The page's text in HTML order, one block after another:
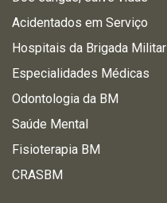
Acidentados em Serviço
Hospitais da Brigada Militar
Especialidades Médicas
Odontologia da BM
Saúde Mental
Fisioterapia BM
CRASBM